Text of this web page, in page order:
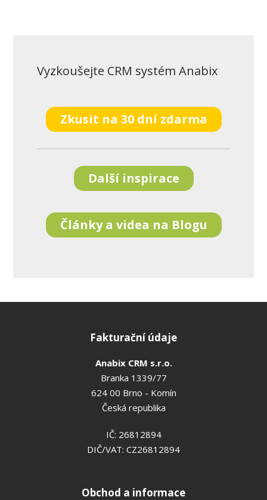
Vyzkoušejte CRM systém Anabix
Zkusit na 30 dní zdarma
Další inspirace
Články a videa na Blogu
Fakturační údaje
Anabix CRM s.r.o.
Branka 1339/77
624 00 Brno - Komín
Česká republika
IČ: 26812894
DIČ/VAT: CZ26812894
Obchod a informace